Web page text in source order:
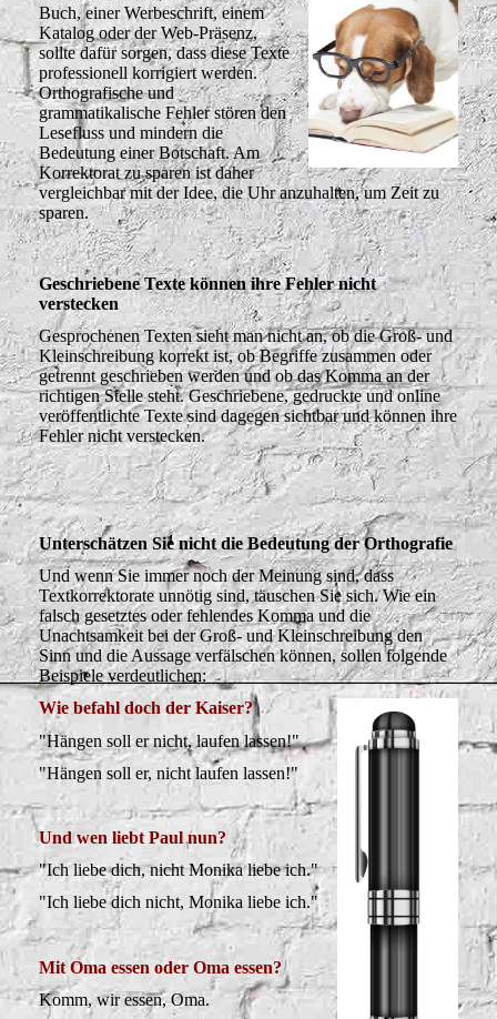
Buch, einer Werbeschrift, einem
Katalog oder der Web-Präsenz,
sollte dafür sorgen, dass diese Texte
professionell korrigiert werden.
Orthografische und
grammatikalische Fehler stören den
Lesefluss und mindern die
Bedeutung einer Botschaft. Am
Korrektorat zu sparen ist daher
vergleichbar mit der Idee, die Uhr anzuhalten, um Zeit zu
sparen.
Geschriebene Texte können ihre Fehler nicht
verstecken
Gesprochenen Texten sieht man nicht an, ob die Groß- und
Kleinschreibung korrekt ist, ob Begriffe zusammen oder
getrennt geschrieben werden und ob das Komma an der
richtigen Stelle steht. Geschriebene, gedruckte und online
veröffentlichte Texte sind dagegen sichtbar und können ihre
Fehler nicht verstecken.
Unterschätzen Sie nicht die Bedeutung der Orthografie
Und wenn Sie immer noch der Meinung sind, dass
Textkorrektorate unnötig sind, täuschen Sie sich. Wie ein
falsch gesetztes oder fehlendes Komma und die
Unachtsamkeit bei der Groß- und Kleinschreibung den
Sinn und die Aussage verfälschen können, sollen folgende
Beispiele verdeutlichen:
Wie befahl doch der Kaiser?
"Hängen soll er nicht, laufen lassen!"
"Hängen soll er, nicht laufen lassen!"
Und wen liebt Paul nun?
"Ich liebe dich, nicht Monika liebe ich."
"Ich liebe dich nicht, Monika liebe ich."
Mit Oma essen oder Oma essen?
Komm, wir essen, Oma.